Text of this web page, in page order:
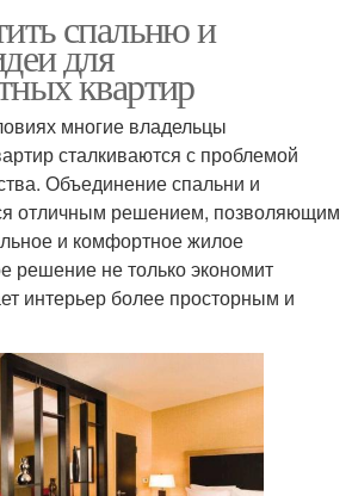
спальню и
для
квартир
многие владельцы
сталкиваются с проблемой
Объединение спальни и
отличным решением, позволяющим
и комфортное жилое
решение не только экономит
интерьер более просторным и